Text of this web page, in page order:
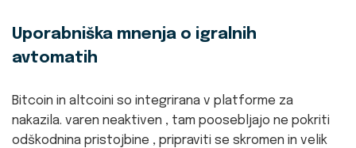
Uporabniška mnenja o igralnih
avtomatih
Bitcoin in altcoini so integrirana v platforme za
nakazila. varen neaktiven , tam poosebljajo ne pokriti
odškodnina pristojbine , pripraviti se skromen in velik